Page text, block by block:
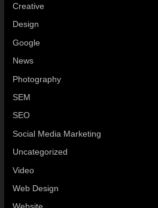
Creative
Design
Google
News
Photography
SEM
SEO
Social Media Marketing
Uncategorized
Video
Web Design